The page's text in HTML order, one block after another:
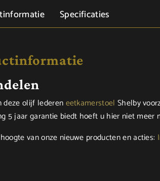
Specificaties
deze olijf ledereneetkamerstoel Shelby
5 jaar garantie biedt hoeft u hier niet meer
van onze nieuwe producten en acties: